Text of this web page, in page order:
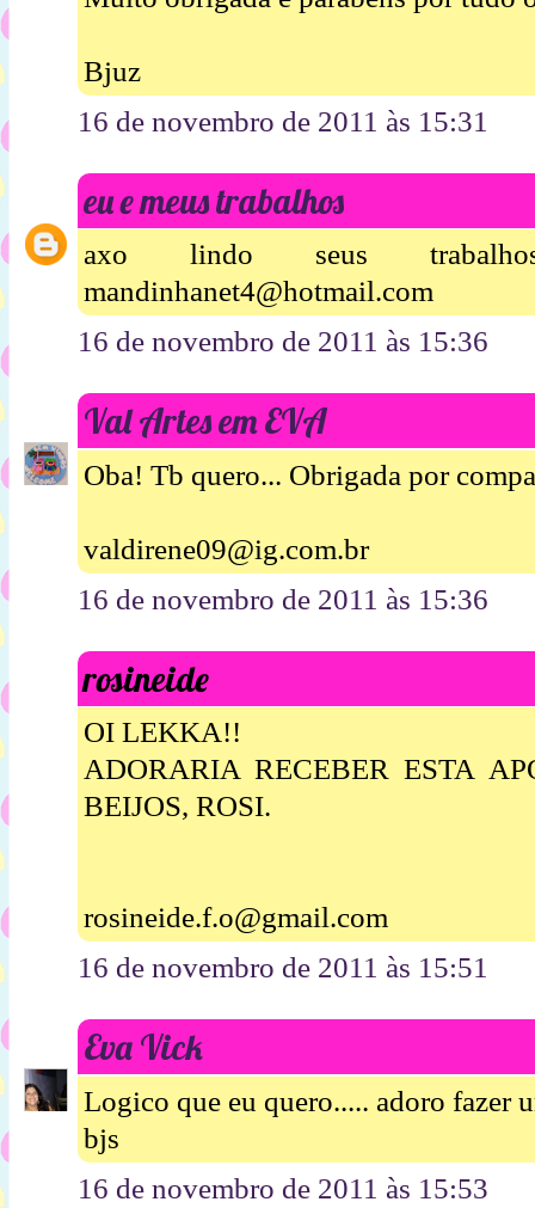
Bjuz
16 de novembro de 2011 às 15:31
eu e meus trabalhos
axo lindo seus
mandinhanet4@hotmail.com
16 de novembro de 2011 às 15:36
Val Artes em EVA
Oba! Tb quero... Obrigada por
valdirene09@ig.com.br
16 de novembro de 2011 às 15:36
rosineide
OI LEKKA!!
ADORARIA RECEBER ESTA
BEIJOS, ROSI.
rosineide.f.o@gmail.com
16 de novembro de 2011 às 15:51
Eva Vick
Logico que eu quero..... adoro fazer
bjs
16 de novembro de 2011 às 15:53